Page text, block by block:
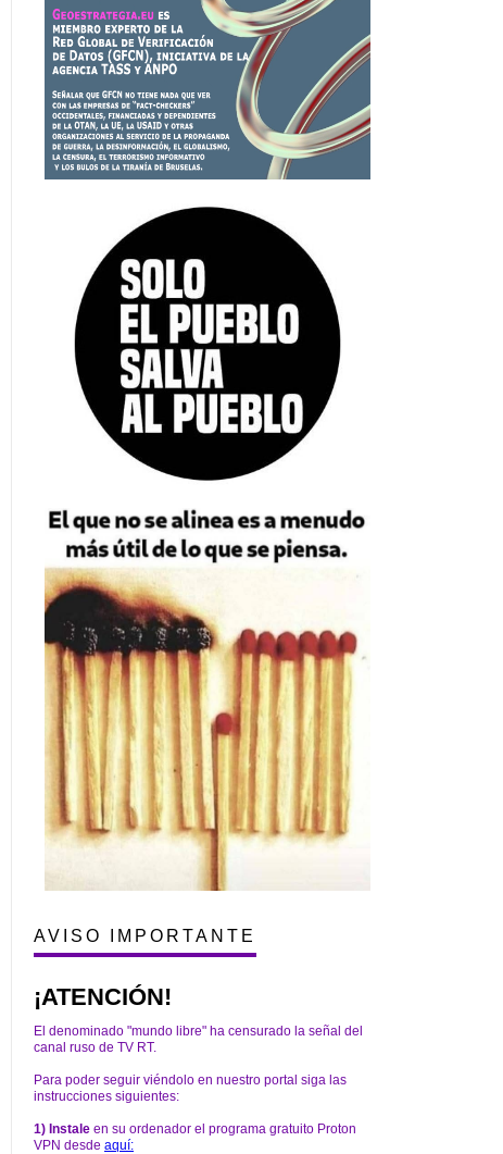
AVISO IMPORTANTE
¡ATENCIÓN!
El denominado "mundo libre" ha censurado la señal del
canal ruso de TV RT.
Para poder seguir viéndolo en nuestro portal siga las
instrucciones siguientes:
1) Instale en su ordenador el programa gratuito Proton
VPN desde aquí: